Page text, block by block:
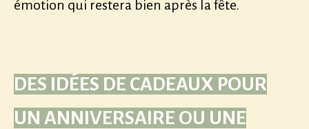
émotion qui restera bien après la fête.
DES IDÉES DE CADEAUX POUR
UN ANNIVERSAIRE OU UNE